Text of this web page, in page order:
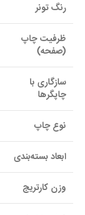
رنگ تونر
ظرفیت چاپ
(صفحه)
سازگاری با
چاپگرها
نوع چاپ
ابعاد بسته‌بندی
وزن کارتریج